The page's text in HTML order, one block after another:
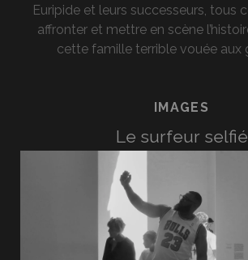
Euripide et leurs successeurs, tous
affronter et mettre en scène
cette famille terrible vouée aux
IMAGES
Le surfeur selfié